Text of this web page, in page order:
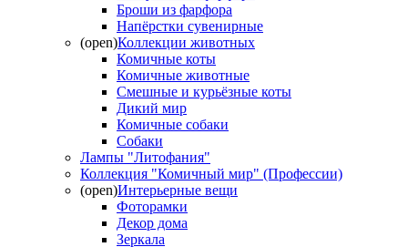
Броши из фарфора
Напёрстки сувенирные
(open)Коллекции животных
Комичные коты
Комичные животные
Смешные и курьёзные коты
Дикий мир
Комичные собаки
Собаки
Лампы "Литофания"
Коллекция "Комичный мир" (Профессии)
(open)Интерьерные вещи
Фоторамки
Декор дома
Зеркала